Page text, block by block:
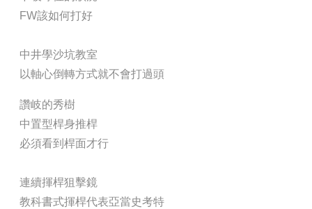
FW該如何打好
中井學沙坑教室
以軸心倒轉方式就不會打過頭
讚岐的秀樹
中置型桿身推桿
必須看到桿面才行
連續揮桿狙擊鏡
教科書式揮桿代表亞當史考特